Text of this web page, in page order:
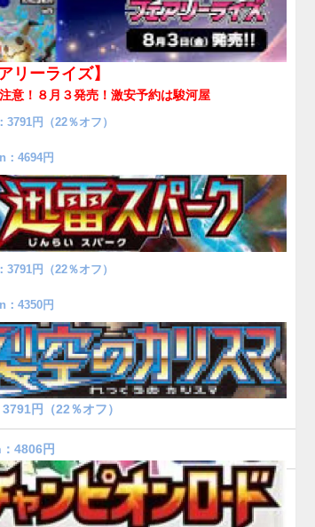
リーライズ】
意！８月３発売！ 激安予約は駿河屋
3791円（22％オフ）
：4694円
3791円（22％オフ）
：4350円
円（22％オフ）
4806円